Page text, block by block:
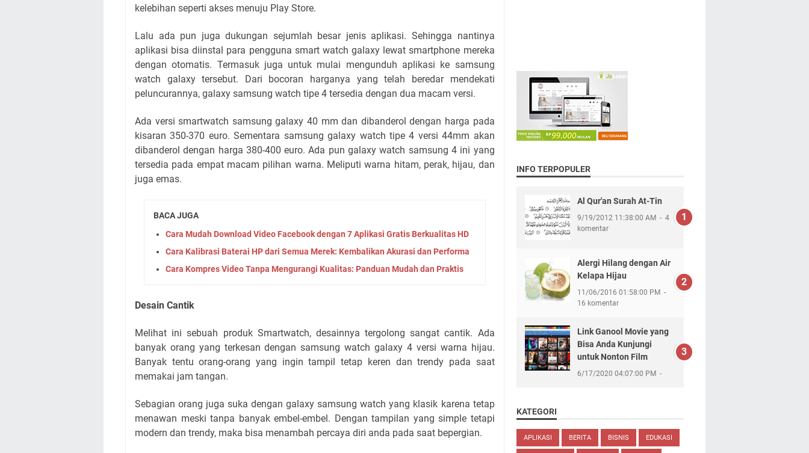
kelebihan seperti akses menuju Play Store.
Lalu ada pun juga dukungan sejumlah besar jenis aplikasi. Sehingga nantinya
aplikasi bisa diinstal para pengguna smart watch galaxy lewat smartphone mereka
dengan otomatis. Termasuk juga untuk mulai mengunduh aplikasi ke samsung
watch galaxy tersebut. Dari bocoran harganya yang telah beredar mendekati
peluncurannya, galaxy samsung watch tipe 4 tersedia dengan dua macam versi.
Ada versi smartwatch samsung galaxy 40 mm dan dibanderol dengan harga pada
kisaran 350-370 euro. Sementara samsung galaxy watch tipe 4 versi 44mm akan
dibanderol dengan harga 380-400 euro. Ada pun galaxy watch samsung 4 ini yang
tersedia pada empat macam pilihan warna. Meliputi warna hitam, perak, hijau, dan
juga emas.
BACA JUGA
Cara Mudah Download Video Facebook dengan 7 Aplikasi Gratis Berkualitas HD
Cara Kalibrasi Baterai HP dari Semua Merek: Kembalikan Akurasi dan Performa
Cara Kompres Video Tanpa Mengurangi Kualitas: Panduan Mudah dan Praktis
Desain Cantik
Melihat ini sebuah produk Smartwatch, desainnya tergolong sangat cantik. Ada
banyak orang yang terkesan dengan samsung watch galaxy 4 versi warna hijau.
Banyak tentu orang-orang yang ingin tampil tetap keren dan trendy pada saat
memakai jam tangan.
Sebagian orang juga suka dengan galaxy samsung watch yang klasik karena tetap
menawan meski tanpa banyak embel-embel. Dengan tampilan yang simple tetapi
modern dan trendy, maka bisa menambah percaya diri anda pada saat bepergian.
INFO TERPOPULER
Al Qur'an Surah At-Tin
9/19/2012 11:38:00 AM
4
komentar
Alergi Hilang dengan Air
Kelapa Hijau
11/06/2016 01:58:00 PM
16 komentar
Link Ganool Movie yang
Bisa Anda Kunjungi
untuk Nonton Film
6/17/2020 04:07:00 PM
KATEGORI
APLIKASI BERITA BISNIS EDUKASI